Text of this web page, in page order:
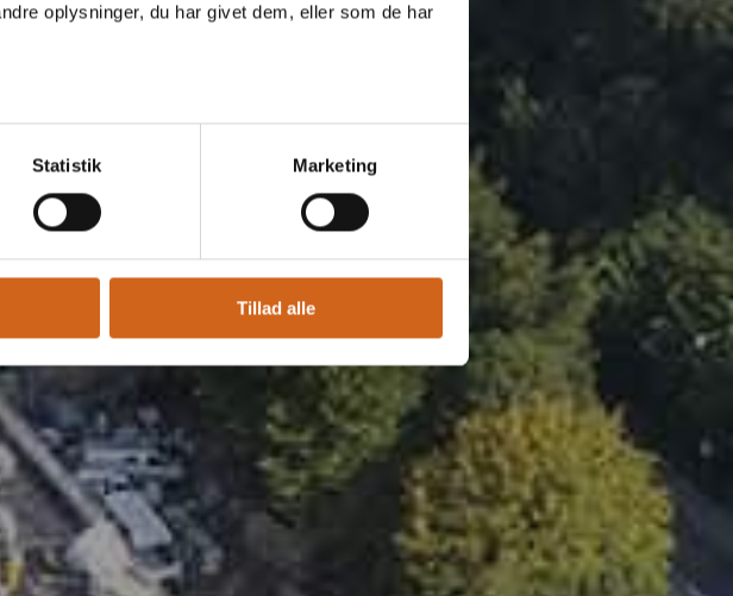
oplysninger, du har givet dem, eller som de har
Statistik Marketing
Tillad alle
Fjern